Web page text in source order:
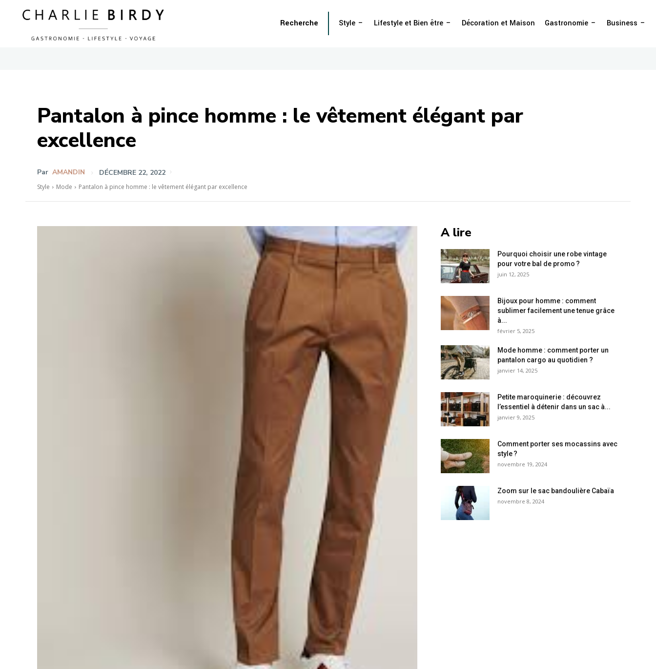
Style Lifestyle et Bien être Décoration et Maison Gastronomie Business
Recherche
Pantalon à pince homme : le vêtement élégant par
excellence
Par AMANDIN DÉCEMBRE 22, 2022
Style Mode Pantalon à pince homme : le vêtement élégant par excellence
A lire
Pourquoi choisir une robe vintage
pour votre bal de promo ?
juin 12, 2025
Bijoux pour homme : comment
sublimer facilement une tenue grâce
à...
février 5, 2025
Mode homme : comment porter un
pantalon cargo au quotidien ?
janvier 14, 2025
Petite maroquinerie : découvrez
l’essentiel à détenir dans un sac à...
janvier 9, 2025
Comment porter ses mocassins avec
style ?
novembre 19, 2024
Zoom sur le sac bandoulière Cabaïa
novembre 8, 2024